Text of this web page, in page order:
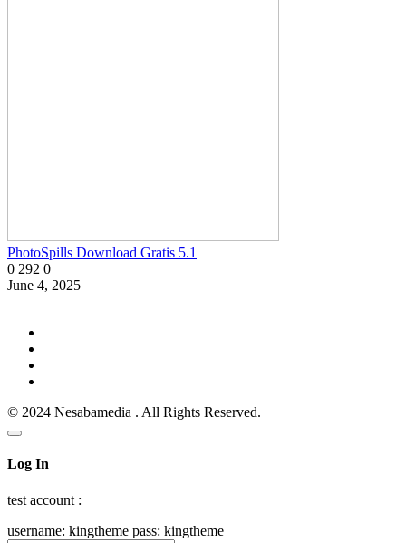
PhotoSpills Download Gratis 5.1
0 292 0
June 4, 2025
© 2024 Nesabamedia . All Rights Reserved.
Log In
test account :
username: kingtheme pass: kingtheme